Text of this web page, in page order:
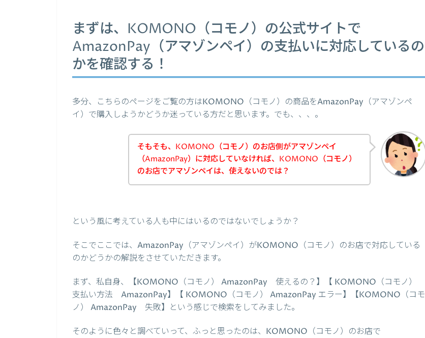
まずは、KOMONO（コモノ）の公式サイトで
AmazonPay（アマゾンペイ）の支払いに対応しているの
かを確認する！
多分、こちらのページをご覧の方はKOMONO（コモノ）の商品をAmazonPay（アマゾンペ
イ）で購入しようかどうか迷っている方だと思います。でも、、、。
そもそも、KOMONO（コモノ）のお店側がアマゾンペイ
（AmazonPay）に対応していなければ、KOMONO（コモノ）
のお店でアマゾンペイは、使えないのでは？
という風に考えている人も中にはいるのではないでしょうか？
そこでここでは、AmazonPay（アマゾンペイ）がKOMONO（コモノ）のお店で対応している
のかどうかの解説をさせていただきます。
まず、私自身、【KOMONO（コモノ） AmazonPay 使えるの？】【 KOMONO（コモノ）
支払い方法 AmazonPay】【 KOMONO（コモノ） AmazonPay エラー】【KOMONO（コモ
ノ） AmazonPay 失敗】という感じで検索をしてみました。
そのように色々と調べていって、ふっと思ったのは、KOMONO（コモノ）のお店で